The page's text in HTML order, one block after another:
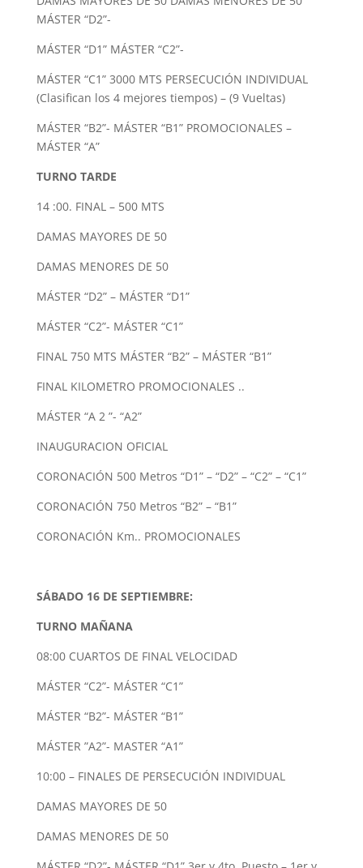
MÁSTER “D2”-
MÁSTER “D1” MÁSTER “C2”-
MÁSTER “C1” 3000 MTS PERSECUCIÓN INDIVIDUAL
(Clasifican los 4 mejores tiempos) – (9 Vueltas)
MÁSTER “B2”- MÁSTER “B1” PROMOCIONALES –
MÁSTER “A”
TURNO TARDE
14 :00. FINAL – 500 MTS
DAMAS MAYORES DE 50
DAMAS MENORES DE 50
MÁSTER “D2” – MÁSTER “D1”
MÁSTER “C2”- MÁSTER “C1”
FINAL 750 MTS MÁSTER “B2” – MÁSTER “B1”
FINAL KILOMETRO PROMOCIONALES ..
MÁSTER “A 2 ”- “A2”
INAUGURACION OFICIAL
CORONACIÓN 500 Metros “D1” – “D2” – “C2” – “C1”
CORONACIÓN 750 Metros “B2” – “B1”
CORONACIÓN Km.. PROMOCIONALES
SÁBADO 16 DE SEPTIEMBRE:
TURNO MAÑANA
08:00 CUARTOS DE FINAL VELOCIDAD
MÁSTER “C2”- MÁSTER “C1”
MÁSTER “B2”- MÁSTER “B1”
MÁSTER ”A2”- MASTER “A1”
10:00 – FINALES DE PERSECUCIÓN INDIVIDUAL
DAMAS MAYORES DE 50
DAMAS MENORES DE 50